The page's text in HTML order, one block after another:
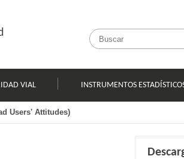
VIAL INSTRUMENTOS
Users' Attitudes)